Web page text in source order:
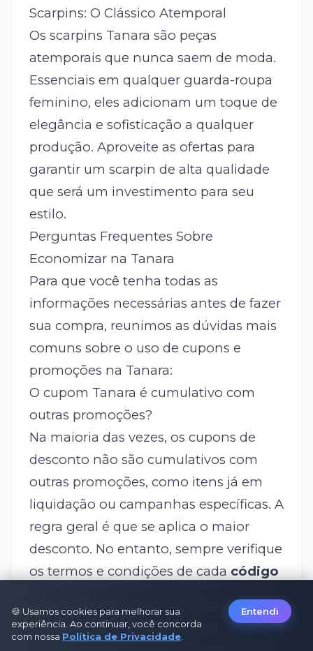
Scarpins: O Clássico Atemporal
Os scarpins Tanara são peças
atemporais que nunca saem de moda.
Essenciais em qualquer guarda-roupa
feminino, eles adicionam um toque de
elegância e sofisticação a qualquer
produção. Aproveite as ofertas para
garantir um scarpin de alta qualidade
que será um investimento para seu
estilo.
Perguntas Frequentes Sobre
Economizar na Tanara
Para que você tenha todas as
informações necessárias antes de fazer
sua compra, reunimos as dúvidas mais
comuns sobre o uso de cupons e
promoções na Tanara:
O cupom Tanara é cumulativo com
outras promoções?
Na maioria das vezes, os cupons de
desconto não são cumulativos com
outras promoções, como itens já em
liquidação ou campanhas específicas. A
regra geral é que se aplica o maior
desconto. No entanto, sempre verifique
os termos e condições de cada código
promoções específicas podem permitir
a cumulatividade. Se um cupom não
🍪 Usamos cookies para melhorar sua
experiência. Ao continuar, você concorda
com nossa Política de Privacidade
Entendi